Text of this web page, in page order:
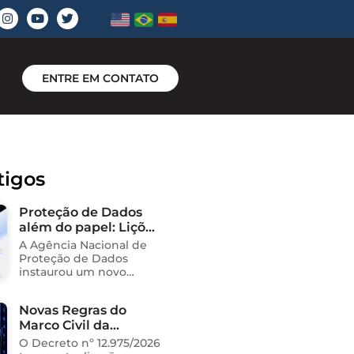
ENTRE EM CONTATO
Proteção de Dados
além do papel: Lições
do novo processo
sancionador da
ANPD
A Agência Nacional de
Proteção de Dados
instaurou um novo
Instituto Saúde e
Cidadania (Isac),
organização social
Novas Regras do
Marco Civil da
Internet
O Decreto nº 12.975/2026